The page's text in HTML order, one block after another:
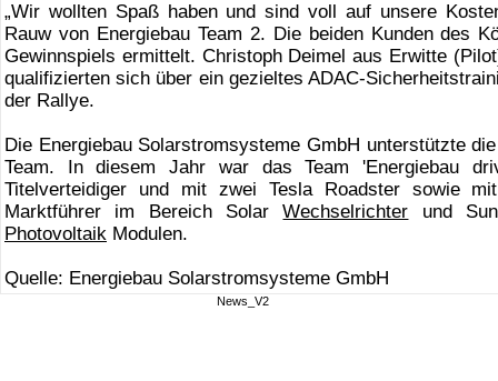
„Wir wollten Spaß haben und sind voll auf unsere
Rauw von Energiebau Team 2. Die beiden Kunden des
Gewinnspiels ermittelt. Christoph Deimel aus Erwitte
qualifizierten sich über ein gezieltes ADAC-
der Rallye.
Die Energiebau Solarstromsysteme GmbH unterstützte
Team. In diesem Jahr war das Team 'Energiebau
Titelverteidiger und mit zwei Tesla Roadster sowie
Marktführer im Bereich SolarWechselrichter und
Photovoltaik Modulen.
Quelle: Energiebau Solarstromsysteme GmbH
News_V2